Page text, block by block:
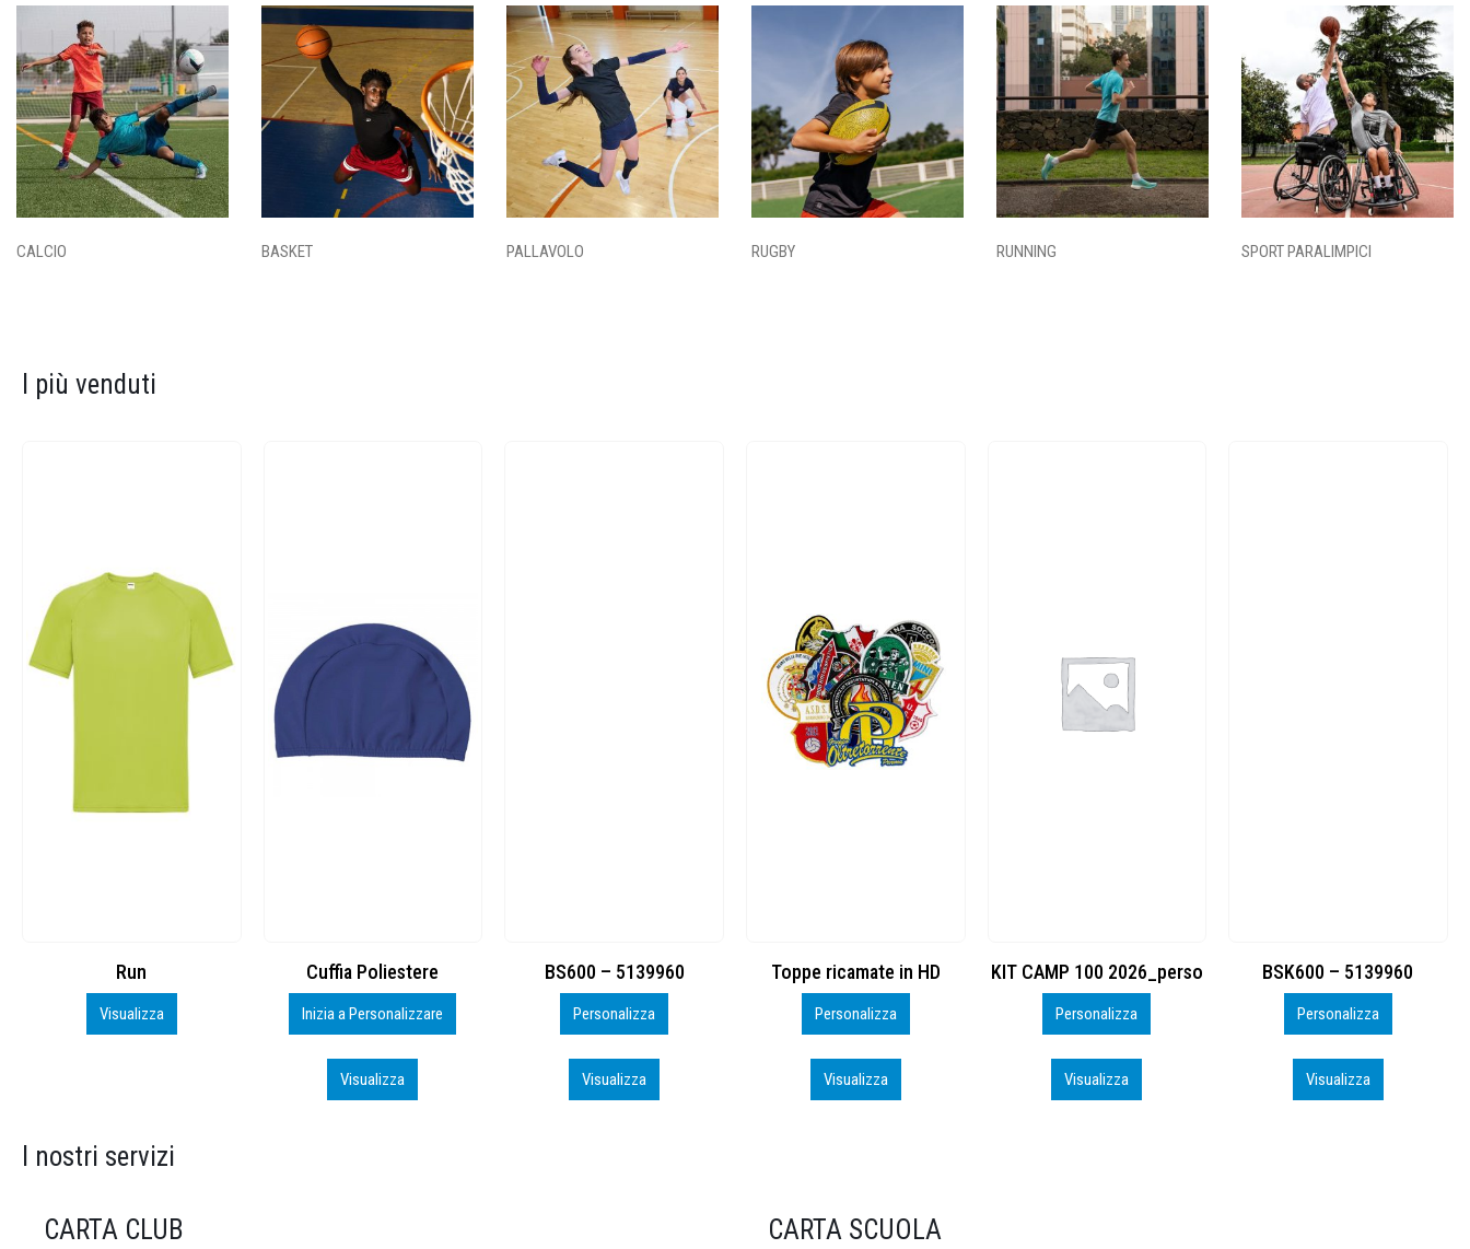
CALCIO BASKET PALLAVOLO RUGBY RUNNING SPORT PARALIMPICI
I più venduti
Cuffia Poliestere
Inizia a Personalizzare
BS600 – 5139960
Personalizza
Visualizza
Toppe ricamate in HD
Personalizza
Visualizza
KIT CAMP 100 2026_perso
Personalizza
Visualizza
BSK600 – 5139960
Personalizza
Visualizza
DTF
Personalizza
Visualizza
I nostri servizi
CARTA CLUB CARTA SCUOLA